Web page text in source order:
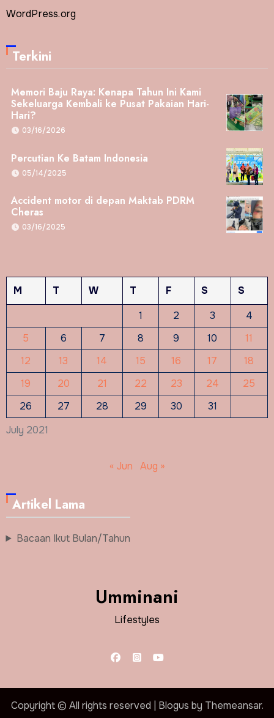
WordPress.org
Terkini
Memori Baju Raya: Kenapa Tahun Ini Kami
Sekeluarga Kembali ke Pusat Pakaian Hari-
Hari?
03/16/2026
Percutian Ke Batam Indonesia
05/14/2025
Accident motor di depan Maktab PDRM
Cheras
03/16/2025
July 2021
M T W T F S
S
1
2 3
4
5
6 7 8 9 10
11
12
13 14 15 16 17
18
19
20 21 22 23 24
25
26
27 28 29 30 31
« Jun Aug »
Artikel Lama
Bacaan Ikut Bulan/Tahun
Umminani
Lifestyles
Copyright © All rights reserved | Blogus by Themeansar.